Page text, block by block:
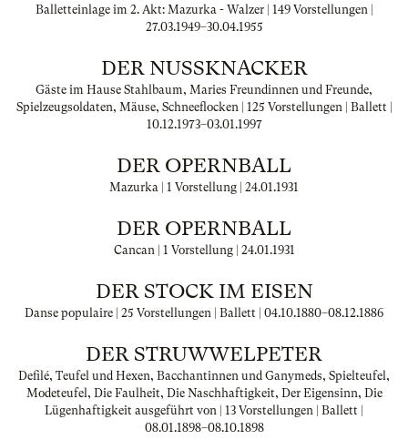
Balletteinlage im 2. Akt: Mazurka - Walzer | 149 Vorstellungen |
27.03.1949–30.04.1955
DER NUSSKNACKER
Gäste im Hause Stahlbaum, Maries Freundinnen und Freunde,
Spielzeugsoldaten, Mäuse, Schneeflocken | 125 Vorstellungen | Ballett |
10.12.1973–03.01.1997
DER OPERNBALL
Mazurka | 1 Vorstellung | 24.01.1931
DER OPERNBALL
Cancan | 1 Vorstellung | 24.01.1931
DER STOCK IM EISEN
Danse populaire | 25 Vorstellungen | Ballett | 04.10.1880–08.12.1886
DER STRUWWELPETER
Defilé, Teufel und Hexen, Bacchantinnen und Ganymeds, Spielteufel,
Modeteufel, Die Faulheit, Die Naschhaftigkeit, Der Eigensinn, Die
Lügenhaftigkeit ausgeführt von | 13 Vorstellungen | Ballett |
08.01.1898–08.10.1898